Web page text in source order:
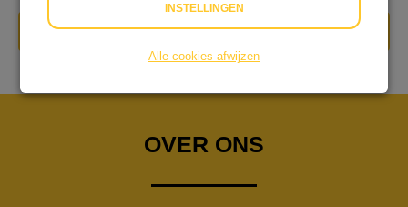
DONEER NU
OVER ONS
INSTELLINGEN
Alle cookies afwijzen